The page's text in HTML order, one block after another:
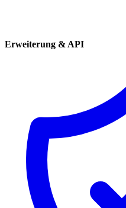
Erweiterung & API